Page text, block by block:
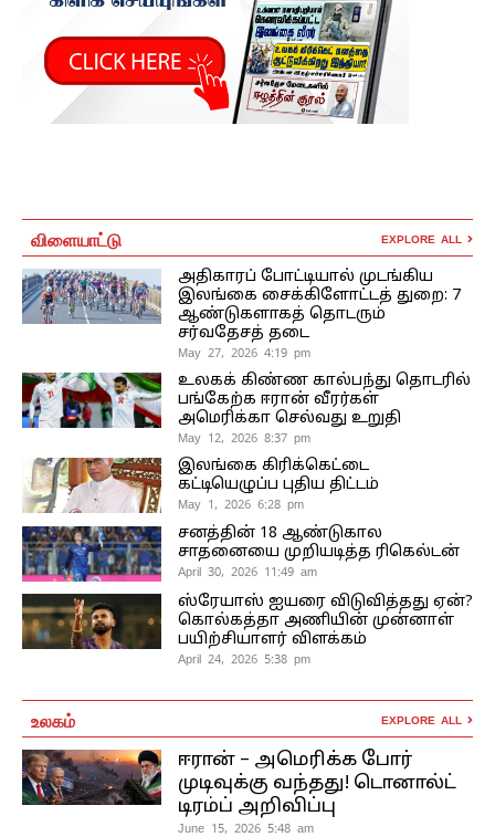
விளையாட்டு EXPLORE ALL
அதிகாரப் போட்டியால் முடங்கிய
இலங்கை சைக்கிளோட்டத் துறை: 7
ஆண்டுகளாகத் தொடரும்
சர்வதேசத் தடை
May 27, 2026 4:19 pm
உலகக் கிண்ண கால்பந்து தொடரில்
பங்கேற்க ஈரான் வீரர்கள்
அமெரிக்கா செல்வது உறுதி
May 12, 2026 8:37 pm
இலங்கை கிரிக்கெட்டை
கட்டியெழுப்ப புதிய திட்டம்
May 1, 2026 6:28 pm
சனத்தின் 18 ஆண்டுகால
சாதனையை முறியடித்த ரிகெல்டன்
April 30, 2026 11:49 am
ஸ்ரேயாஸ் ஐயரை விடுவித்தது ஏன்?
கொல்கத்தா அணியின் முன்னாள்
பயிற்சியாளர் விளக்கம்
April 24, 2026 5:38 pm
உலகம் EXPLORE ALL
ஈரான் – அமெரிக்க போர்
முடிவுக்கு வந்தது! டொனால்ட்
டிரம்ப் அறிவிப்பு
June 15, 2026 5:48 am